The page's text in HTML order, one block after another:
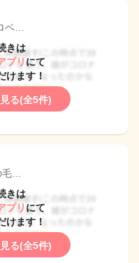
ベ…
きは
プリ にて
けます！
る(全5件)
…
きは
プリ にて
けます！
る(全5件)